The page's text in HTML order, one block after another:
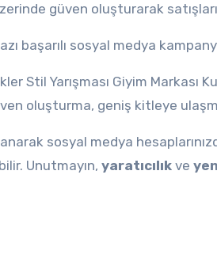
güven oluşturarak
başarılı sosyal medya
Stil Yarışması Giyim Markası
oluşturma, geniş kitleye
sosyal medya
Unutmayın, yaratıcılık ve